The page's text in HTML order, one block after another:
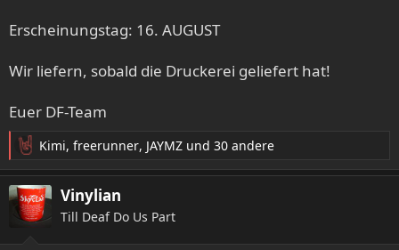
Erscheinungstag: 16. AUGUST
Wir liefern, sobald die Druckerei geliefert hat!
Euer DF-Team
R
e
a
k
t
Kimi, freerunner, JAYMZ und 30 andere
Vinylian
Till Deaf Do Us Part